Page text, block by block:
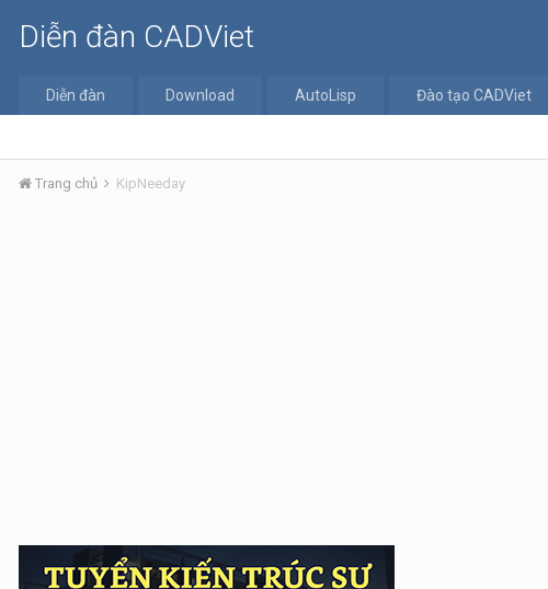
Diễn đàn CADViet
Diễn đàn Download AutoLisp Đào tạo CADViet
Trang chủ KipNeeday